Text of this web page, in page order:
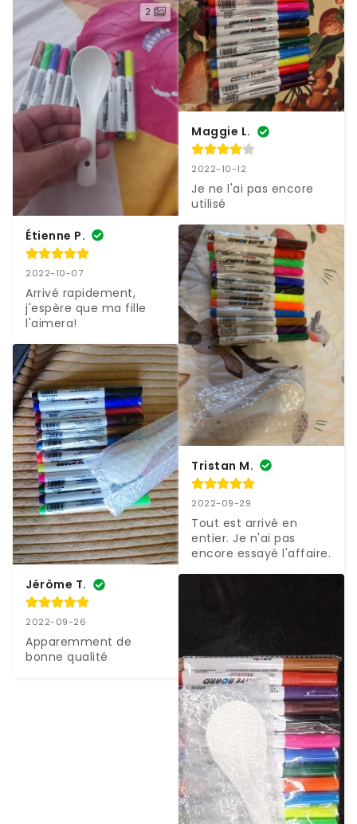
2
Étienne P.
2022-10-07
Arrivé rapidement,
j'espère que ma fille
l'aimera!
Jérôme T.
2022-09-26
Apparemment de
bonne qualité
Maggie L.
2022-10-12
Je ne l'ai pas encore
utilisé
Tristan M.
2022-09-29
Tout est arrivé en
entier. Je n'ai pas
encore essayé l'affaire.